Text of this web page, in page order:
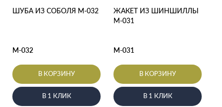
ШУБА ИЗ СОБОЛЯ М-032
М-032
В КОРЗИНУ
В 1 КЛИК
ЖАКЕТ ИЗ ШИНШИЛЛЫ
М-031
М-031
В КОРЗИНУ
В 1 КЛИК